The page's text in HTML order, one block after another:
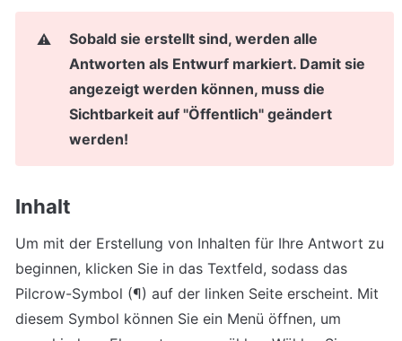
⚠️
Sobald sie erstellt sind, werden alle
Antworten als Entwurf markiert. Damit sie
angezeigt werden können, muss die
Sichtbarkeit auf "Öffentlich" geändert
werden!
Inhalt
Um mit der Erstellung von Inhalten für Ihre Antwort zu
beginnen, klicken Sie in das Textfeld, sodass das
Pilcrow-Symbol (¶) auf der linken Seite erscheint. Mit
diesem Symbol können Sie ein Menü öffnen, um